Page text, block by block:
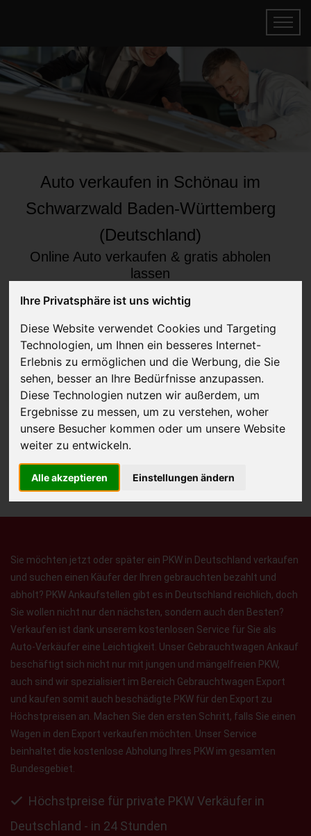
Ihre Privatsphäre ist uns wichtig
Diese Website verwendet Cookies und Targeting
Technologien, um Ihnen ein besseres Internet-
Erlebnis zu ermöglichen und die Werbung, die Sie
sehen, besser an Ihre Bedürfnisse anzupassen.
Diese Technologien nutzen wir außerdem, um
Ergebnisse zu messen, um zu verstehen, woher
unsere Besucher kommen oder um unsere Website
weiter zu entwickeln.
Alle akzeptieren Einstellungen ändern
Auto verkaufen in Schönau im
Schwarzwald Baden-Württemberg
(Deutschland)
Online Auto verkaufen & gratis abholen
lassen
JETZT KOSTENLOSE BEWERTUNG
Kostenloses Angebotfür den Ankauf Ihres Autos inklusive der
Abholung, auf Wunsch sofort Geld. Ihre Daten werden nicht mit Dritten
Wir garantieren 100% Sicherheit.
Sie möchten jetzt oder später ein PKW in Deutschland verkaufen
und suchen einen Käufer der Ihren gebrauchten bezahlt und
abholt? PKW Ankaufstellen gibt es in Deutschland reichlich, doch
Sie wollen nicht nur den nächsten, sondern auch den Besten?
Verkaufen ist dank unserem kostenlosen Service für Sie als
Auto-Verkäufer eine Leichtigkeit. Unser Gebrauchtwagen Ankauf
beschäftigt sich nicht nur mit jungen und mängelfreien PKW,
auch sind wir spezialisiert im Bereich Gebrauchtwagen Export
und kaufen somit auch beschädigte PKW für den Export zu
Höchstpreisen an. Machen Sie den ersten Schritt, falls Sie einen
Wagen in den Export verkaufen möchten. Unser Service
beinhaltet die kostenlose Abholung Ihres PKW im gesamten
Bundesgebiet.
Höchstpreise für private PKW Verkäufer in
Deutschland - in 24 Stunden